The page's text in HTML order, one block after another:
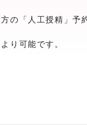
の「人工授精」予
り可能です。